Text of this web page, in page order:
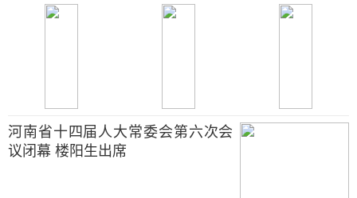
河南省十四届人大常委会第六次会
议闭幕 楼阳生出席